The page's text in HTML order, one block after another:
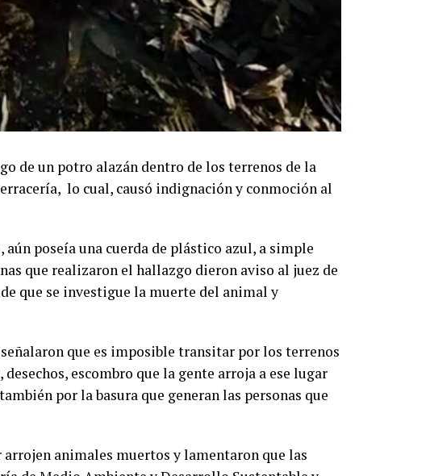
de un potro alazán dentro de los terrenos de la
lo cual, causó indignación y conmoción al
aún poseía una cuerda de plástico azul, a simple
que realizaron el hallazgo dieron aviso al juez de
que se investigue la muerte del animal y
que es imposible transitar por los terrenos
escombro que la gente arroja a ese lugar
por la basura que generan las personas que
arrojen animales muertos y lamentaron que las